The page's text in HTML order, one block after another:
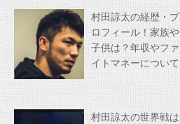
村田諒太の経歴・プ
ロフィール！家族や
子供は？年収やファ
イトマネーについて
村田諒太の世界戦は